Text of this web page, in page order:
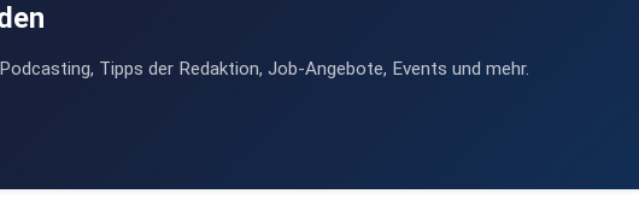
Tipps der Redaktion, Job-Angebote, Events und mehr.